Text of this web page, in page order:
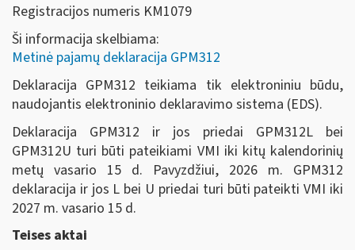
Registracijos numeris KM1079
Ši informacija skelbiama:
Metinė pajamų deklaracija GPM312
Deklaracija GPM312 teikiama tik elektroniniu būdu,
naudojantis elektroninio deklaravimo sistema (EDS).
Deklaracija GPM312 ir jos priedai GPM312L bei
GPM312U turi būti pateikiami VMI iki kitų kalendorinių
metų vasario 15 d. Pavyzdžiui, 2026 m. GPM312
deklaracija ir jos L bei U priedai turi būti pateikti VMI iki
2027 m. vasario 15 d.
Teises aktai